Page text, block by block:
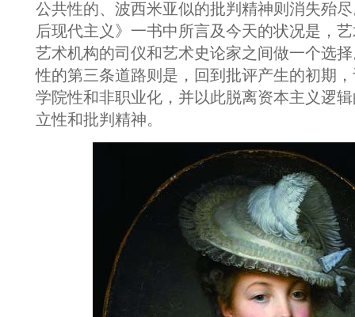
公共性的、波西米亚似的批判精神则消失殆
后现代主义》一书中所言及今天的状况是，
艺术机构的司仪和艺术史论家之间做一个选
性的第三条道路则是，回到批评产生的初期
学院性和非职业化，并以此脱离资本主义逻
立性和批判精神。